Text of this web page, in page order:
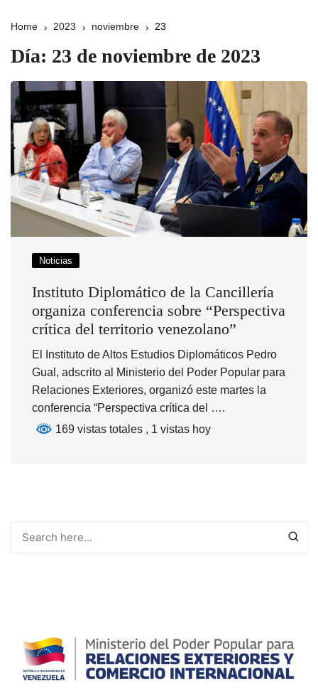
Home 2023 noviembre 23
Día: 23 de noviembre de 2023
Noticias
Instituto Diplomático de la Cancillería
organiza conferencia sobre “Perspectiva
crítica del territorio venezolano”
El Instituto de Altos Estudios Diplomáticos Pedro
Gual, adscrito al Ministerio del Poder Popular para
Relaciones Exteriores, organizó este martes la
conferencia “Perspectiva crítica del ….
169 vistas totales , 1 vistas hoy